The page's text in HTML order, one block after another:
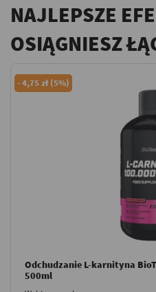
NAJLEPSZE
OSIĄGNIESZ
-4,75 zł (5%)
Odchudzanie L-karnityna
500ml